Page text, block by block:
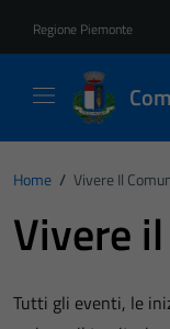
Regione Piemonte
Home / Vivere Il
Vivere
Tutti gli eventi, le